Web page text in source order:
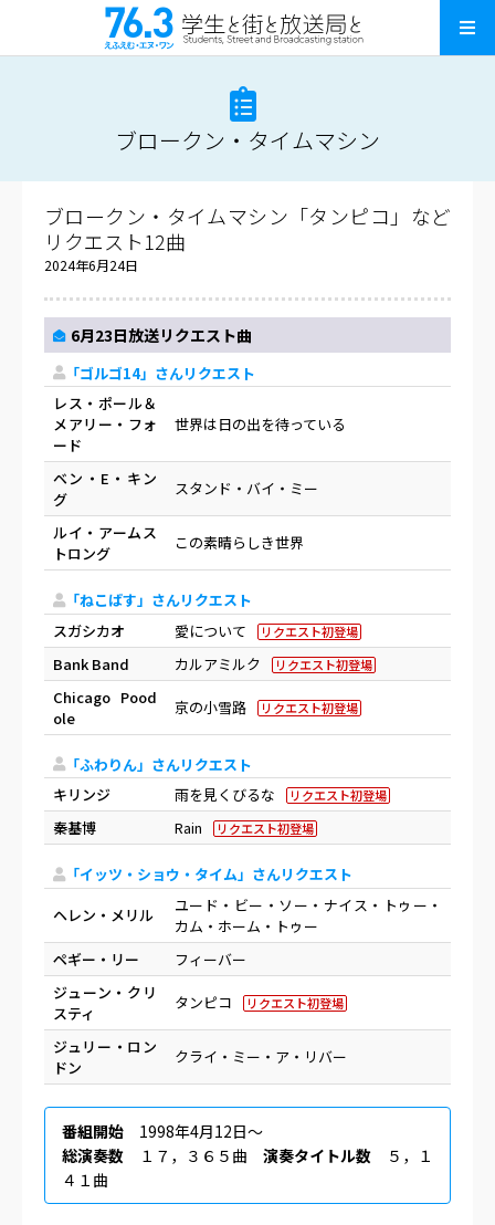
ブロークン・タイムマシン
ブロークン・タイムマシン「タンピコ」など
リクエスト12曲
2024年6月24日
6月23日放送リクエスト曲
「ゴルゴ14」さんリクエスト
レス・ポール＆
メアリー・フォ
ード
世界は日の出を待っている
ベン・E・キン
グ
スタンド・バイ・ミー
ルイ・アームス
トロング
この素晴らしき世界
「ねこばす」さんリクエスト
スガシカオ
愛について リクエスト初登場
Bank Band カルアミルク リクエスト初登場
Chicago Pood
ole
京の小雪路 リクエスト初登場
「ふわりん」さんリクエスト
キリンジ
雨を見くびるな リクエスト初登場
秦基博 Rain リクエスト初登場
「イッツ・ショウ・タイム」さんリクエスト
ヘレン・メリル
ユード・ビー・ソー・ナイス・トゥー・
カム・ホーム・トゥー
ペギー・リー
フィーバー
ジューン・クリ
スティ
タンピコ リクエスト初登場
ジュリー・ロン
ドン
クライ・ミー・ア・リバー
番組開始 1998年4月12日〜
総演奏数 １７，３６５曲 演奏タイトル数 ５，１
４１曲